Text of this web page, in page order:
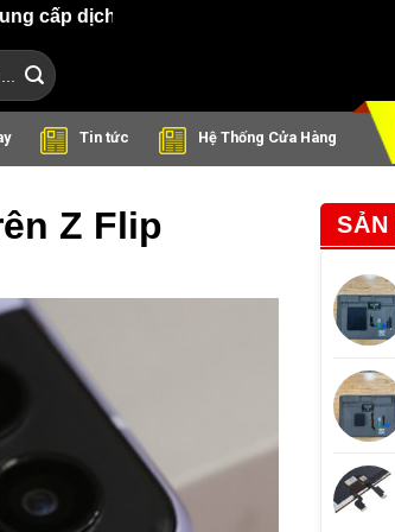
vụ sửa chữa điện thoại, airpods lấy
Tin tức Hệ Thống Cửa Hàng
Z Flip SẢN